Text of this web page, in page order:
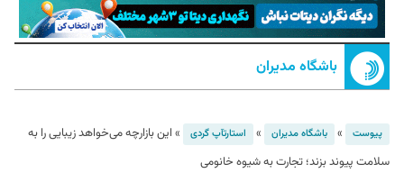
باشگاه مدیران
پیوست » باشگاه مدیران » استارت‎آپ گردی » این بازارچه می‌خواهد زیبایی را به
سلامت پیوند بزند؛ تجارت به شیوه خانومی